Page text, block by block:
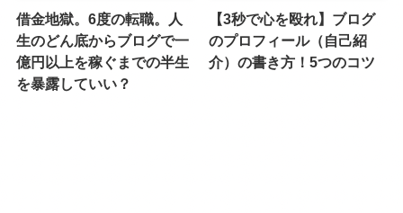
借金地獄。6度の転職。人
生のどん底からブログで一
億円以上を稼ぐまでの半生
を暴露していい？
【3秒で心を殴れ】ブログ
のプロフィール（自己紹
介）の書き方！5つのコツ